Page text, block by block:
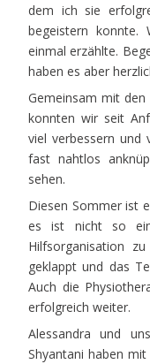
dem ich sie
begeistern konnte.
einmal erzählte.
haben es aber
Gemeinsam mit den
konnten wir seit
viel verbessern und
fast nahtlos
sehen.
Diesen Sommer ist
es ist nicht so
Hilfsorganisation
geklappt und das
Auch die
erfolgreich weiter.
Alessandra und
Shyantani haben